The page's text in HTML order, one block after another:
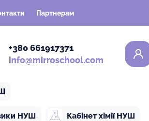
Партнерам
+380 661917371
info@mirroschool.com
НУШ Кабінет хімії НУШ